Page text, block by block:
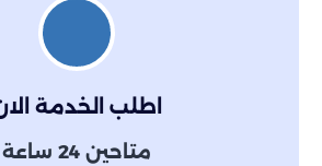
اطلب الخدمة الان
متاحين 24 ساعة